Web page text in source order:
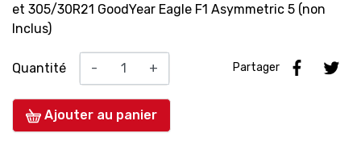
et 305/30R21 GoodYear Eagle F1 Asymmetric 5 (non
Inclus)
Quantité - +
Ajouter au panier
Partager